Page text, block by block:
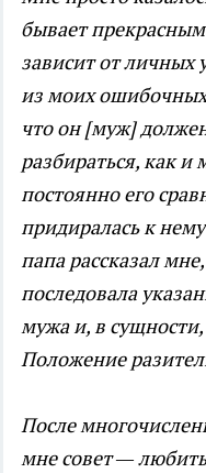
бывает
зависит от личных
из моих
что он [муж]
разбираться, как
постоянно его
придиралась к
папа рассказал
последовала
мужа и, в
Положение
После
мне совет —